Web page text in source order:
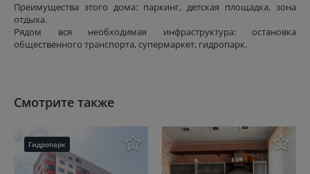
Преимущества этого дома: паркинг, детская площадка, зона
отдыха.
Рядом вся необходимая инфраструктура: остановка
общественного транспорта, супермаркет, гидропарк.
Смотрите также
Гидропарк